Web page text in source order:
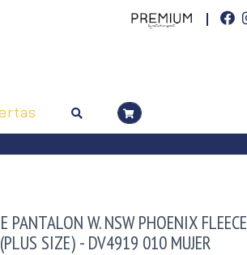
PANTALON W. NSW PHOENIX FLEECE
SIZE) - DV4919 010 MUJER